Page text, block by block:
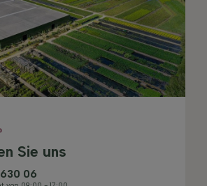
Sie uns
06